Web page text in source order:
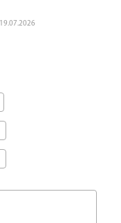
19.07.2026